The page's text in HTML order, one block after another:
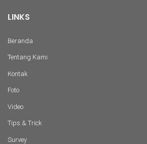
LINKS
Beranda
Tentang Kami
Kontak
Foto
Video
Tips & Trick
Survey